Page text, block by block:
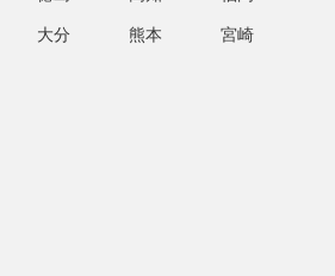
大分 熊本 宮崎